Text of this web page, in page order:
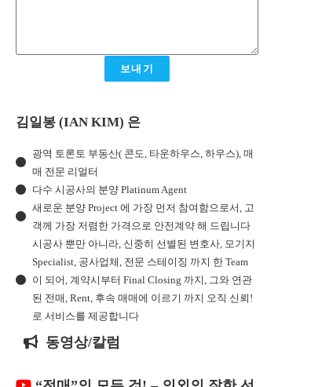
보내기
김일봉 (IAN KIM) 은
광역 토론토 부동산( 콘도, 타운하우스, 하우스), 매
매 전문 리얼터
다수 시공사의 분양 Platinum Agent
새로운 분양 Project 에 가장 먼저 참여함으로서, 고
객께 가장 저렴한 가격으로 안전계약 해 드립니다
시공사 뿐만 아니라, 신중히 선별된 변호사, 모기지
Specialist, 공사업체, 전문 스테이징 까지 한 Team
이 되어, 계약시부터 Final Closing 까지, 그와 연관
된 전매, Rent, 후속 매매에 이르기 까지 오직 신뢰!
로 서비스를 제공합니다
동영상/칼럼